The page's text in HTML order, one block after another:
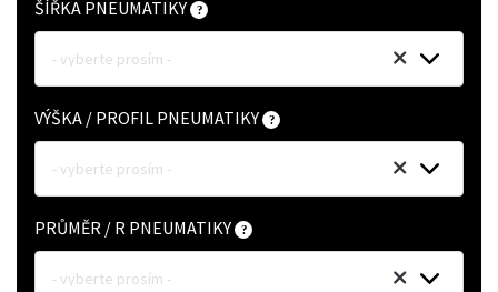
ŠÍŘKA PNEUMATIKY
- vyberte prosím -
VÝŠKA / PROFIL PNEUMATIKY
- vyberte prosím -
PRŮMĚR / R PNEUMATIKY
- vyberte prosím -